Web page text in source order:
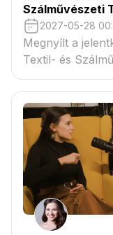
Szálművészeti
2027-05-28
Megnyílt a
Textil- és